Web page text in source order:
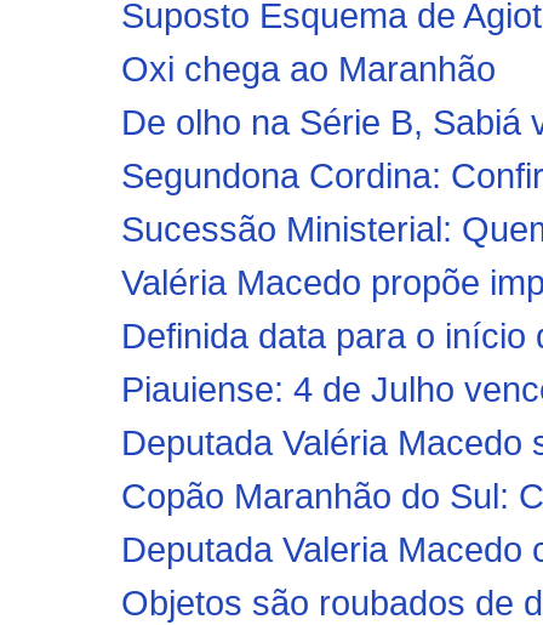
Suposto Esquema de
Oxi chega ao Maranhão
De olho na Série B, Sabiá
Segundona Cordina:
Sucessão Ministerial:
Valéria Macedo propõe
Definida data para o
Piauiense: 4 de Julho
Deputada Valéria Macedo
Copão Maranhão do Sul:
Deputada Valeria Macedo
Objetos são roubados de